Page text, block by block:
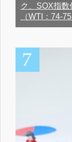
ク、SOX指
（WTI：74-